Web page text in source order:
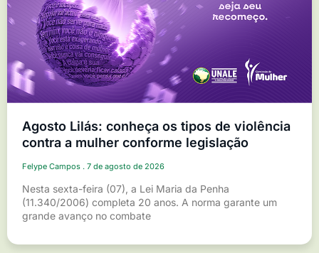
Agosto Lilás: conheça os tipos de violência
contra a mulher conforme legislação
Felype Campos 7 de agosto de 2026
Nesta sexta-feira (07), a Lei Maria da Penha
(11.340/2006) completa 20 anos. A norma garante um
grande avanço no combate